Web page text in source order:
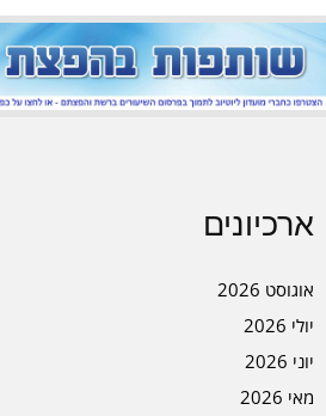
ארכיונים
אוגוסט 2026
יולי 2026
יוני 2026
מאי 2026